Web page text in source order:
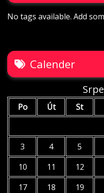
No tags available. Add
Calender
Po Út St
3
4 5
10
11 12
17
18 19